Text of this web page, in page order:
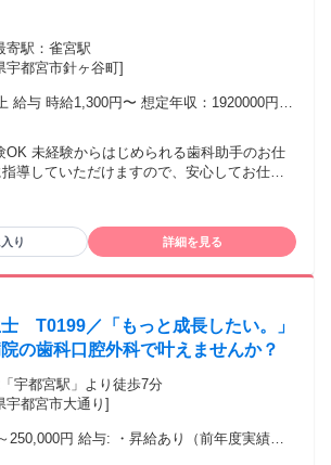
寄駅：雀宮駅
宇都宮市針ヶ谷町]
1,300円〜 想定年収：1920000円
OK 未経験からはじめられる歯科助手のお仕
導していただけますので、安心してお仕事
方歓迎です
接するのが好き ・手に職つけて働きたい ・
る ・資格が取れる仕事がしたい ・安定した業
ー２級） 実務者研修（ヘルパー1級） 介護
り 詳細を見る
T0199／「もっと成長したい。」
の歯科口腔外科で叶えませんか？
ス: ・JR「宇都宮駅」より徒歩7分
宇都宮市大通り]
与: ・昇給あり（前年度実績：